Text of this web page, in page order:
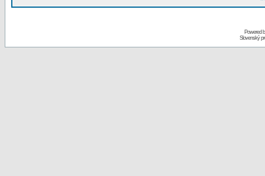
Powered
Slovenský